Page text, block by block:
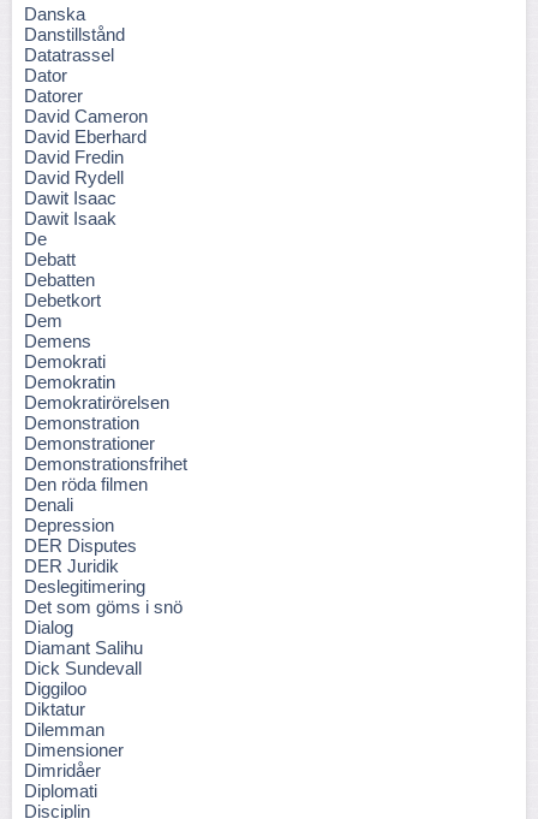
Danska
Danstillstånd
Datatrassel
Dator
Datorer
David Cameron
David Eberhard
David Fredin
David Rydell
Dawit Isaac
Dawit Isaak
De
Debatt
Debatten
Debetkort
Dem
Demens
Demokrati
Demokratin
Demokratirörelsen
Demonstration
Demonstrationer
Demonstrationsfrihet
Den röda filmen
Denali
Depression
DER Disputes
DER Juridik
Deslegitimering
Det som göms i snö
Dialog
Diamant Salihu
Dick Sundevall
Diggiloo
Diktatur
Dilemman
Dimensioner
Dimridåer
Diplomati
Disciplin